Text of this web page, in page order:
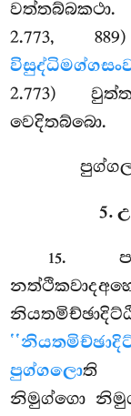
2.773,
2.773)
වෙදිතබ්බො.
5.
15.
පුග්ගලොති
නිමුග්ගො